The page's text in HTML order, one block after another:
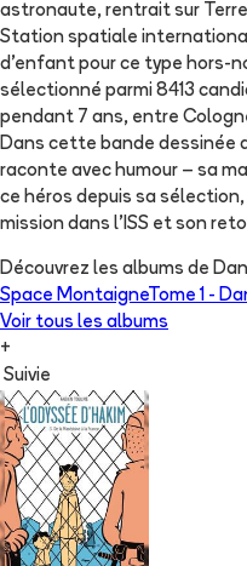
astronaute, rentrait sur
Station spatiale
d'enfant pour ce type hors-
sélectionné parmi 8413
pendant 7 ans, entre
Dans cette bande dessinée
raconte avec humour – sa
ce héros depuis sa
mission dans l'ISS et son
Découvrez les albums de
Space MontaigneTome 1 -
Voir tous les albums
+
Suivie